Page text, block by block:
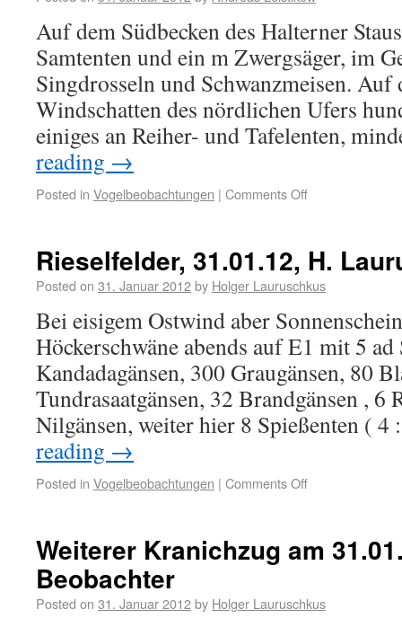
Auf dem Südbecken des Halterner
Samtenten und ein m Zwergsäger, im
Singdrosseln und Schwanzmeisen.
Windschatten des nördlichen Ufers
einiges an Reiher- und Tafelenten,
reading →
Posted in Vogelbeobachtungen | Comments Off
Rieselfelder, 31.01.12, H.
Posted on 31. Januar 2012by Holger Lauruschkus
Bei eisigem Ostwind aber
Höckerschwäne abends auf E1 mit 5
Kandadagänsen, 300 Graugänsen, 80
Tundrasaatgänsen, 32 Brandgänsen , 6
Nilgänsen, weiter hier 8 Spießenten (
reading →
Posted in Vogelbeobachtungen | Comments Off
Weiterer Kranichzug am
Beobachter
Posted on 31. Januar 2012by Holger Lauruschkus